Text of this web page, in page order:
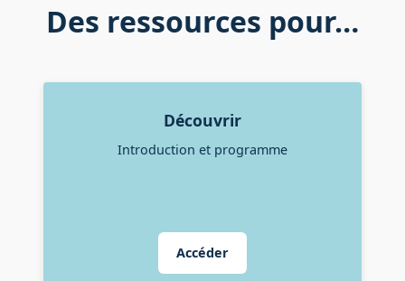
Des ressources pour…
Découvrir
Introduction et programme
Accéder